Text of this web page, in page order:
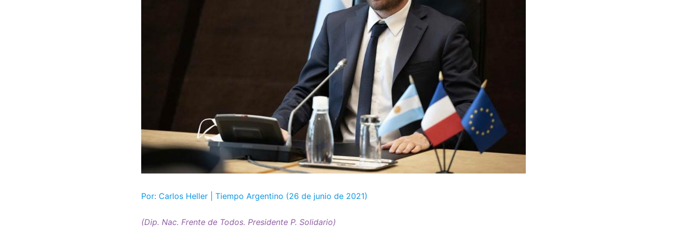
Por: Carlos Heller | Tiempo Argentino (26 de junio de 2021)
(Dip. Nac. Frente de Todos. Presidente P. Solidario)